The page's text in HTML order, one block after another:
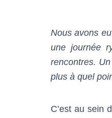
Nous avons
une journée
rencontres.
plus à quel
C’est au sein